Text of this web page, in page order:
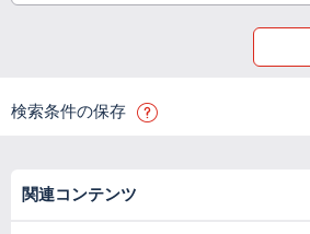
検索条件の保存
関連コンテンツ